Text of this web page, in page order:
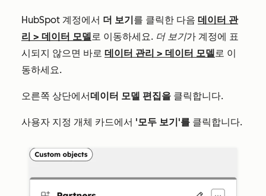
HubSpot 계정에서 더 보기를 클릭한 다음 데이터 관
리 > 데이터 모델로 이동하세요. 더 보기가 계정에 표
시되지 않으면 바로 데이터 관리 > 데이터 모델로 이
동하세요.
오른쪽 상단에서데이터 모델 편집을 클릭합니다.
사용자 지정 개체 카드에서 '모두 보기'를 클릭합니다.